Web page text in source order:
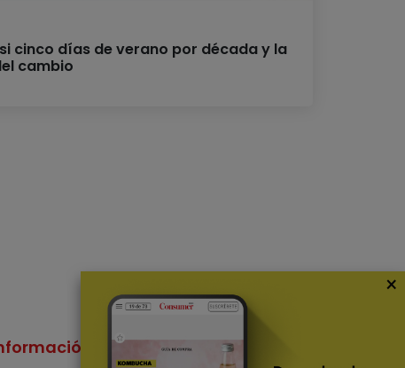
cinco días de verano por década y la
cambio
Nuestras Apps
×